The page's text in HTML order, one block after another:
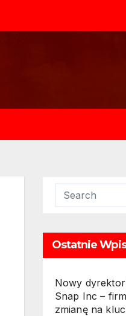
Ostatnie
Nowy
Snap Inc –
zmianę na